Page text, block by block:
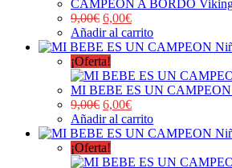
CAMPEON A BORDO
9,00€ 6,00€
Añadir al carrito
¡Oferta!
MI BEBE ES UN CAMPEON
9,00€ 6,00€
Añadir al carrito
¡Oferta!